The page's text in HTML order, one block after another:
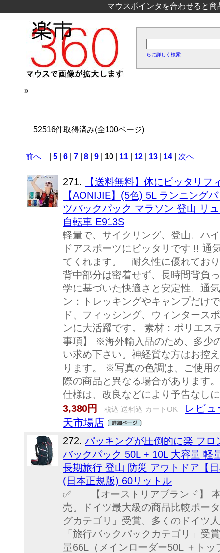
マウスポインタを合わせると
らに詳しく検索
»
52516件取得済み(全100ページ)
前へ 5 6 7 8 9 10 11 12 13 14 次へ
271.
【送料無料】体にピッタリ
【AONIJIE】(5色) 5L ランニング
ツバックパック マラソン 登山 リ
自転車 E913S
軽量で、サイクリング、登山、ハ
ドアスポーツにピッタリです !! 通
てくれます。 耐久性に優れてお
背中部分は密着せず、長時間背負
学に基づいた快適さと安定性、通
ン：トレッキングやキャンプだけ
ド、フィッシング、ウィンタース
ンに大活躍です。 素材：ポリエス
事項】 ※海外輸入品のため、多少
い求め下さい。神経質な方はお控
ります。 ※写真の色調は、ご使用
際の商品と異なる場合があります
仕様は、改良などにより予告なし
3,380円
税込 送料込 カードOK
レビュ
天市場店
272. パッキングが圧倒的に楽 フ
バックパック 50L + 10L 大容量 軽
長期旅行 登山 防災 アウトドア【
(日本正規版) 60リットル
✅ 【オーストリアブランド】 本
売。ドイツ最大級の商品比較ポー
グカテゴリ」受賞、多くのドイツ
「旅行バックパックカテゴリ」
量66L（メインローダー50L ＋ト